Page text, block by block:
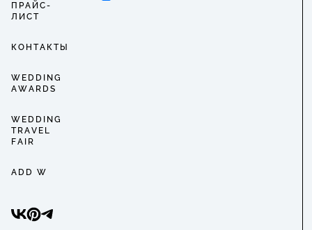
ПРАЙС-
ЛИСТ
КОНТАКТЫ
WEDDING
AWARDS
WEDDING
TRAVEL
FAIR
ADD W